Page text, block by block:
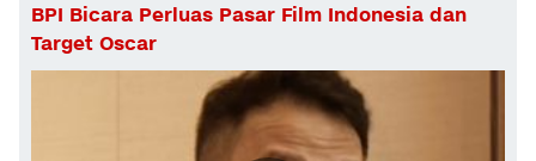
BPI Bicara Perluas Pasar Film Indonesia dan
Target Oscar